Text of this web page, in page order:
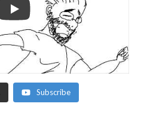
Subscribe